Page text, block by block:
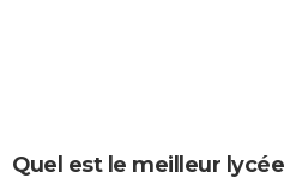
Quel est le meilleur